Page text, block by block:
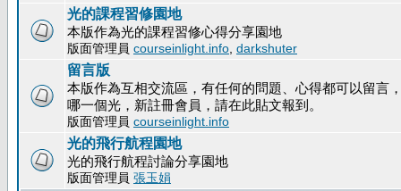
光的課程習修園地
本版作為光的課程習修心得分享園地
版面管理員 courseinlight.info darkshuter
留言版
本版作為互相交流區，有任何的問題、心得都可以留言
哪一個光，新註冊會員，請在此貼文報到。
版面管理員 courseinlight.info
光的飛行航程園地
光的飛行航程討論分享園地
版面管理員 張玉娟